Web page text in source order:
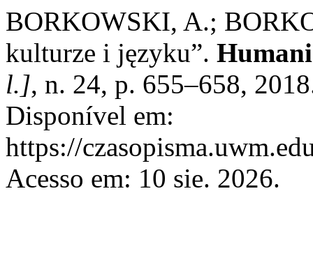
BORKOWSKI, A.;
kulturze i języku”.
l.], n. 24, p. 655–658,
Disponível em:
https://
Acesso em: 10 sie. 2026.